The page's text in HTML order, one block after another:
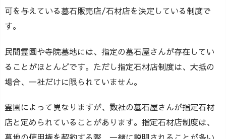
可を与えている墓石販売店/石材店を決定している制度で
す。
民間霊園や寺院墓地には、指定の墓石屋さんが存在してい
ることがほとんどです。ただし指定石材店制度は、大抵の
場合、一社だけに限られていません。
霊園によって異なりますが、数社の墓石屋さんが指定石材
店と定められていることがあります。指定石材店制度は、